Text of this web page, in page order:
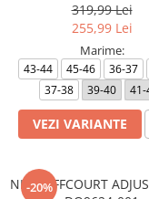
319,99 Lei
255,99 Lei
Marime:
43-44 45-46 36-37
37-38
39-40 41-
VEZI VARIANTE
-20%
NIKE OFFCOURT